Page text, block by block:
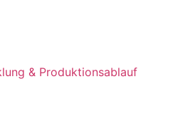
& Produktionsablauf